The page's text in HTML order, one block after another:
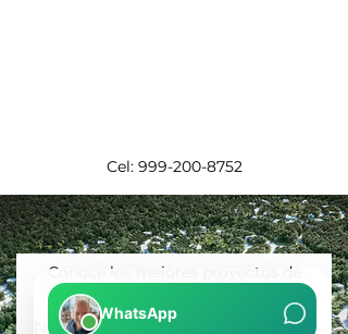
Cel: 999-200-8752
Conoce los mejores proyectos de
usos mixtos en Latinoamérica
Nombre*
WhatsApp